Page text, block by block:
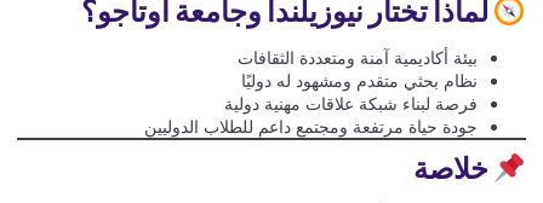
لماذا تختار نيوزيلندا وجامعة أوتاجو؟
بيئة أكاديمية آمنة ومتعددة الثقافات
نظام بحثي متقدم ومشهود له دوليًا
فرصة لبناء شبكة علاقات مهنية دولية
جودة حياة مرتفعة ومجتمع داعم للطلاب الدوليين
خلاصة